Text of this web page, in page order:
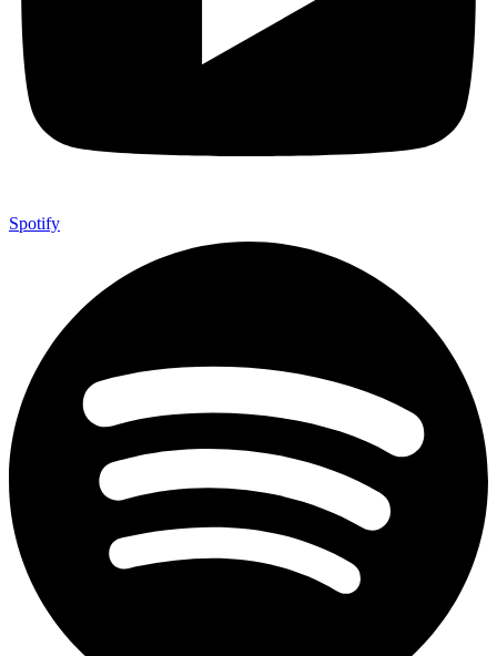
Spotify